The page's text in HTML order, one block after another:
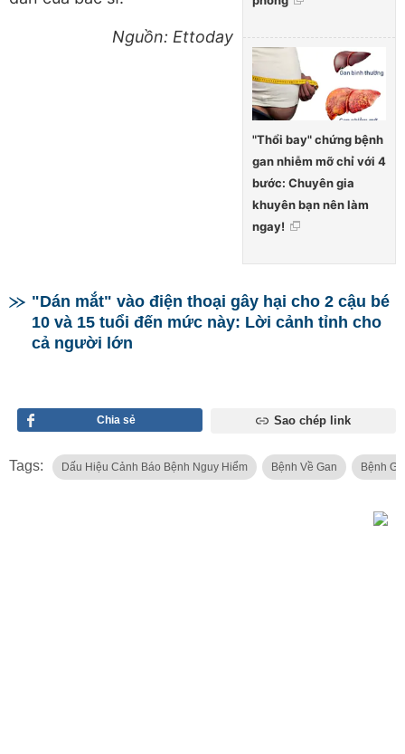
"Thổi bay" chứng bệnh
gan nhiễm mỡ chỉ với 4
bước: Chuyên gia
khuyên bạn nên làm
ngay!
Nguồn: Ettoday
"Dán mắt" vào điện thoại gây hại cho 2 cậu bé
10 và 15 tuổi đến mức này: Lời cảnh tỉnh cho
cả người lớn
Chia sẻ Sao chép link
Tags: Dấu Hiệu Cảnh Báo Bệnh Nguy Hiểm Bệnh Về Gan Bệnh